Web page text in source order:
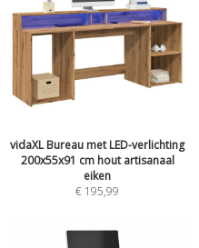
vidaXL Bureau met LED-verlichting
200x55x91 cm hout artisanaal
eiken
€ 195,99